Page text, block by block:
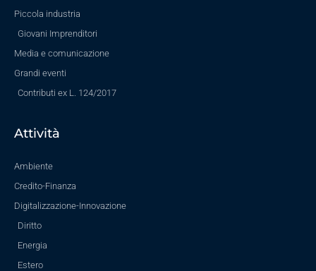
Piccola industria
Giovani Imprenditori
Media e comunicazione
Grandi eventi
Contributi ex L. 124/2017
Attività
Ambiente
Credito-Finanza
Digitalizzazione-Innovazione
Diritto
Energia
Estero